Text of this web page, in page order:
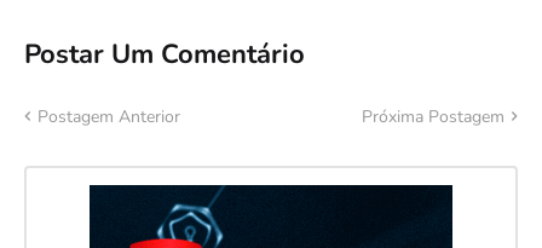
Postar Um Comentário
Postagem Anterior Próxima Postagem